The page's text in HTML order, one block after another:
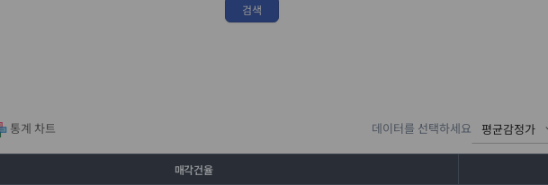
검색
통계 차트 데이터를 선택하세요
매각건율